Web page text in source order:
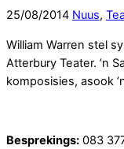
25/08/2014 Nuus,
William Warren stel
Atterbury Teater. ’n
komposisies, asook
Besprekings: 083